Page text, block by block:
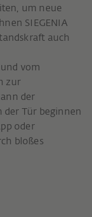
um neue
SIEGENIA
auch
vom
zur
der
Tür beginnen
oder
bloßes